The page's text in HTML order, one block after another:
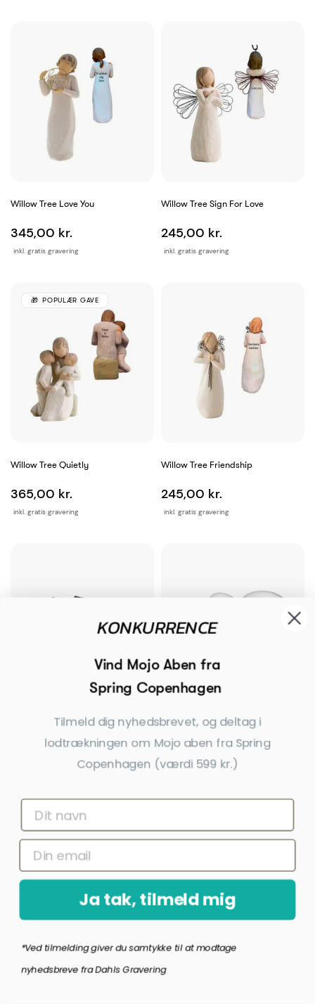
Willow Tree Love You
inkl. gratis gravering
345,00 kr.
Willow Tree Sign For Love
inkl. gratis gravering
245,00 kr.
Willow Tree Quietly
inkl. gratis gravering
365,00 kr.
POPULÆR GAVE
Willow Tree Friendship
inkl. gratis gravering
245,00 kr.
Georg Jensen TO GO Kortholder Georg Jensen Isterninger
359,00 kr.
KONKURRENCE
Vind Mojo Aben fra
Spring Copenhagen
Tilmeld dig nyhedsbrevet, og deltag i
lodtrækningen om Mojo aben fra Spring
Copenhagen (værdi 599 kr.)
Ja tak, tilmeld mig
*Ved tilmelding giver du samtykke til at modtage
nyhedsbreve fra Dahls Gravering